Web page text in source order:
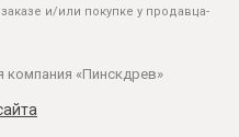
и/или покупке у продавца-
компания «Пинскдрев»